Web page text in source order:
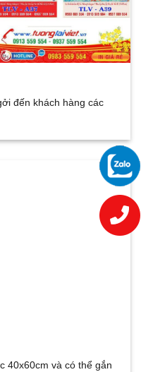
đến khách hàng các
40x60cm và có thể gắn